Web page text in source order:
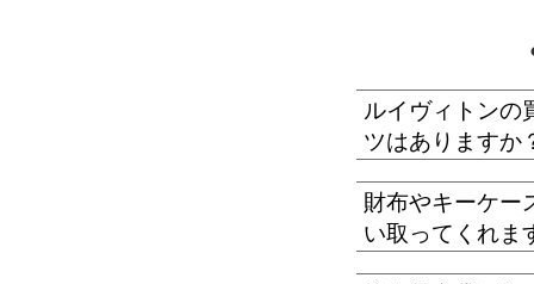
ルイヴィトンの
ツはありますか
財布やキーケー
い取ってくれま